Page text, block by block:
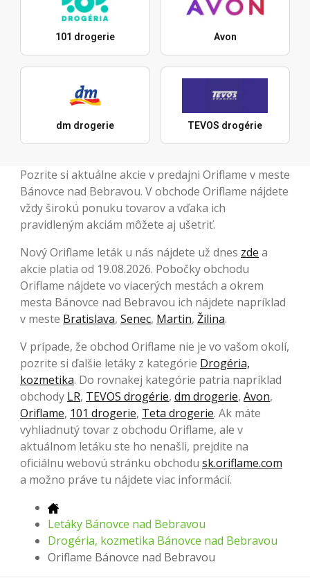
101 drogerie Avon
dm drogerie TEVOS drogérie
Pozrite si aktuálne akcie v predajni Oriflame v meste
Bánovce nad Bebravou. V obchode Oriflame nájdete
vždy širokú ponuku tovarov a vďaka ich
pravidleným akciám môžete aj ušetriť.
Nový Oriflame leták u nás nájdete už dnes zde a
akcie platia od 19.08.2026. Pobočky obchodu
Oriflame nájdete vo viacerých mestách a okrem
mesta Bánovce nad Bebravou ich nájdete napríklad
v meste Bratislava, Senec, Martin, Žilina.
V prípade, že obchod Oriflame nie je vo vašom okolí,
pozrite si ďalšie letáky z kategórie Drogéria,
kozmetika. Do rovnakej kategórie patria napríklad
obchody LR, TEVOS drogérie, dm drogerie, Avon,
Oriflame, 101 drogerie, Teta drogerie. Ak máte
vyhliadnutý tovar z obchodu Oriflame, ale v
aktuálnom letáku ste ho nenašli, prejdite na
oficiálnu webovú stránku obchodu sk.oriflame.com
a možno práve tu nájdete viac informácií.
Letáky Bánovce nad Bebravou
Drogéria, kozmetika Bánovce nad Bebravou
Oriflame Bánovce nad Bebravou